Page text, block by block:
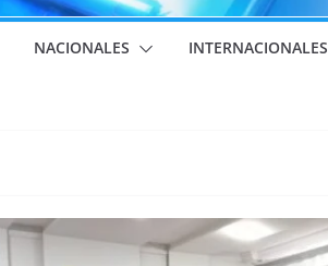
NACIONALES INTERNACIONALES